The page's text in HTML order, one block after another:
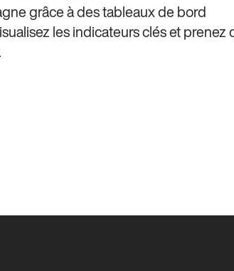
grâce à des tableaux de bord
les indicateurs clés et prenez